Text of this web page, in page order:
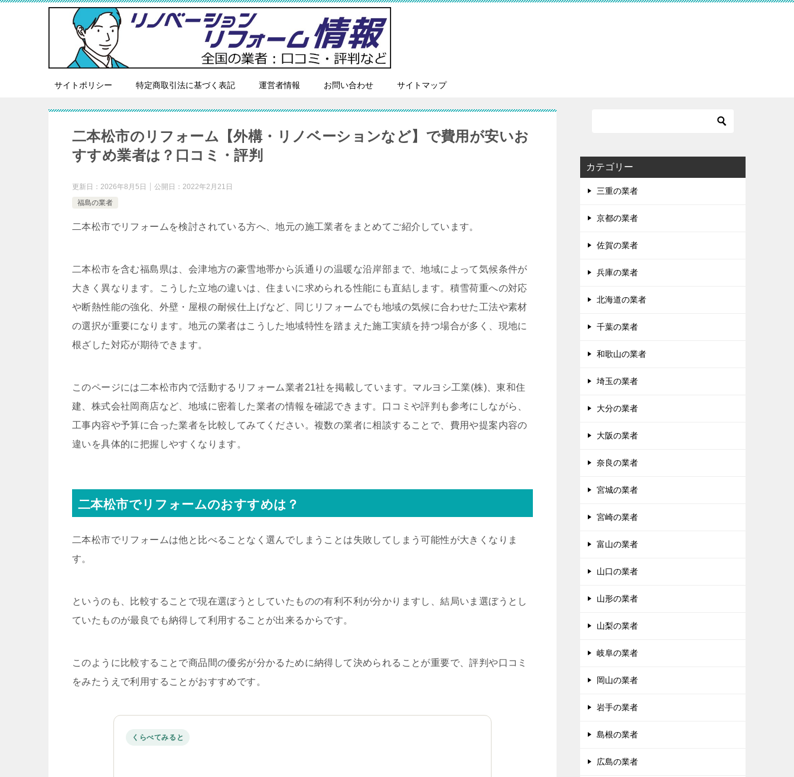
サイトポリシー 特定商取引法に基づく表記 運営者情報 お問い合わせ サイトマップ
二本松市のリフォーム【外構・リノベーションなど】で費用が安いお
すすめ業者は？口コミ・評判
更新日： 2026年8月5日 公開日： 2022年2月21日
福島の業者
二本松市でリフォームを検討されている方へ、地元の施工業者をまとめてご紹介しています。
二本松市を含む福島県は、会津地方の豪雪地帯から浜通りの温暖な沿岸部まで、地域によって気候条件が
大きく異なります。こうした立地の違いは、住まいに求められる性能にも直結します。積雪荷重への対応
や断熱性能の強化、外壁・屋根の耐候仕上げなど、同じリフォームでも地域の気候に合わせた工法や素材
の選択が重要になります。地元の業者はこうした地域特性を踏まえた施工実績を持つ場合が多く、現地に
根ざした対応が期待できます。
このページには二本松市内で活動するリフォーム業者21社を掲載しています。マルヨシ工業(株)、東和住
建、株式会社岡商店など、地域に密着した業者の情報を確認できます。口コミや評判も参考にしながら、
工事内容や予算に合った業者を比較してみてください。複数の業者に相談することで、費用や提案内容の
違いを具体的に把握しやすくなります。
二本松市でリフォームのおすすめは？
二本松市でリフォームは他と比べることなく選んでしまうことは失敗してしまう可能性が大きくなりま
す。
というのも、比較することで現在選ぼうとしていたものの有利不利が分かりますし、結局いま選ぼうとし
ていたものが最良でも納得して利用することが出来るからです。
このように比較することで商品間の優劣が分かるために納得して決められることが重要で、評判や口コミ
をみたうえで利用することがおすすめです。
くらべてみると
カテゴリー
三重の業者
京都の業者
佐賀の業者
兵庫の業者
北海道の業者
千葉の業者
和歌山の業者
埼玉の業者
大分の業者
大阪の業者
奈良の業者
宮城の業者
宮崎の業者
富山の業者
山口の業者
山形の業者
山梨の業者
岐阜の業者
岡山の業者
岩手の業者
島根の業者
広島の業者